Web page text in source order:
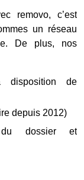
removo, c’est
un réseau
De plus, nos
de
depuis 2012)
dossier et